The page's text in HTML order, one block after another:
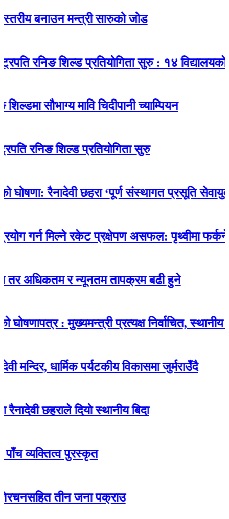
मन्त्री सारुको जोड
शिल्ड प्रतियोगिता सुरु : १४ विद्यालयकाे
मावि चिदीपानी च्याम्पियन
शिल्ड प्रतियोगिता सुरु
रैनादेवी छहरा ‘पूर्ण संस्थागत प्रसूति सेवायुक्त’
मिल्ने रकेट प्रक्षेपण असफल: पृथ्वीमा फर्कने क्रममा
र न्यूनतम तापक्रम बढी हुने
: मुख्यमन्त्री प्रत्यक्ष निर्वाचित, स्थानीय चुनाव
पर्यटकीय विकासमा जुर्मराउँदै
दियो स्थानीय बिदा
पुरस्कृत
तीन जना पक्राउ